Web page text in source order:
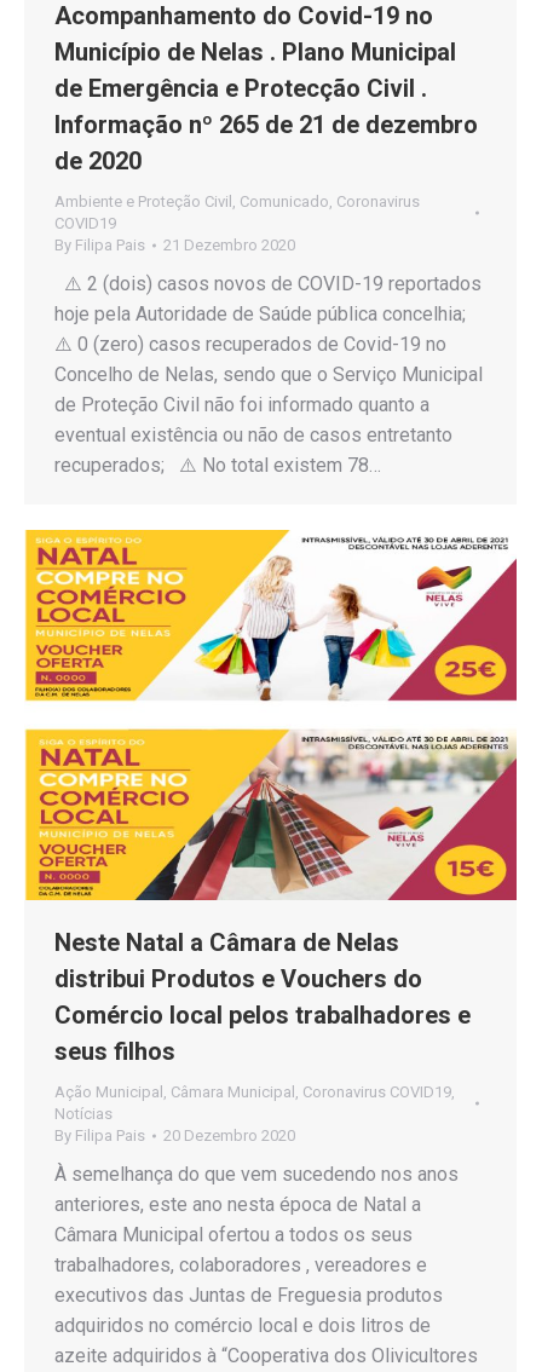
Acompanhamento do Covid-19 no
Município de Nelas . Plano Municipal
de Emergência e Protecção Civil .
Informação nº 265 de 21 de dezembro
de 2020
Ambiente e Proteção Civil , Comunicado, Coronavirus
COVID19
By Filipa Pais 21 Dezembro 2020
⚠️ 2 (dois) casos novos de COVID-19 reportados
hoje pela Autoridade de Saúde pública concelhia;
⚠️ 0 (zero) casos recuperados de Covid-19 no
Concelho de Nelas, sendo que o Serviço Municipal
de Proteção Civil não foi informado quanto a
eventual existência ou não de casos entretanto
recuperados; ⚠️ No total existem 78…
Neste Natal a Câmara de Nelas
distribui Produtos e Vouchers do
Comércio local pelos trabalhadores e
seus filhos
Ação Municipal Câmara Municipal Coronavirus COVID19
Notícias
By Filipa Pais 20 Dezembro 2020
À semelhança do que vem sucedendo nos anos
anteriores, este ano nesta época de Natal a
Câmara Municipal ofertou a todos os seus
trabalhadores, colaboradores , vereadores e
executivos das Juntas de Freguesia produtos
adquiridos no comércio local e dois litros de
azeite adquiridos à “Cooperativa dos Olivicultores